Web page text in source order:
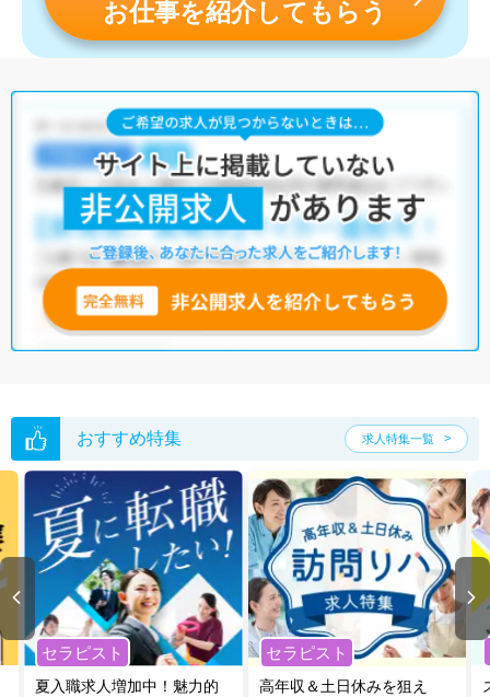
お仕事を紹介してもらう
おすすめ特集 求人特集一覧
セラピスト
夏入職求人増加中！魅力的
セラピスト
高年収＆土日休みを狙え